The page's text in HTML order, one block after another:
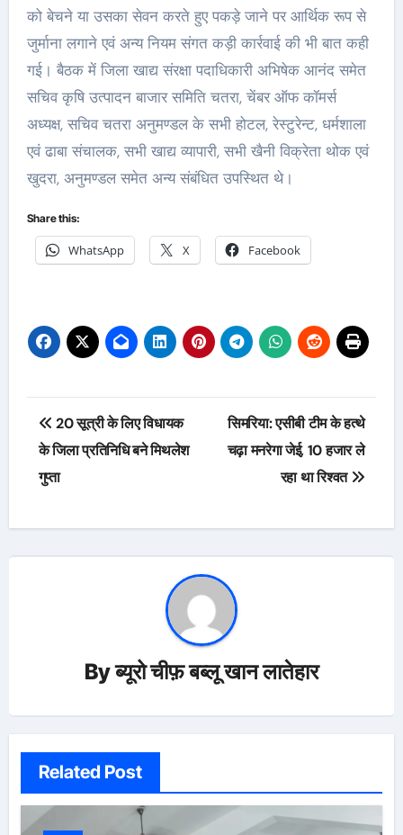
को बेचने या उसका सेवन करते हुए पकड़े जाने पर आर्थिक रूप से
जुर्माना लगाने एवं अन्य नियम संगत कड़ी कार्रवाई की भी बात कही
गई। बैठक में जिला खाद्य संरक्षा पदाधिकारी अभिषेक आनंद समेत
सचिव कृषि उत्पादन बाजार समिति चतरा, चेंबर ऑफ कॉमर्स
अध्यक्ष, सचिव चतरा अनुमण्डल के सभी होटल, रेस्टुरेन्ट, धर्मशाला
एवं ढाबा संचालक, सभी खाद्य व्यापारी, सभी खैनी विक्रेता थोक एवं
खुदरा, अनुमण्डल समेत अन्य संबंधित उपस्थित थे।
Share this:
WhatsApp X Facebook
Post
navigation
20 सूत्री के लिए विधायक
के जिला प्रतिनिधि बने मिथलेश
गुप्ता
सिमरिया: एसीबी टीम के हत्थे
चढ़ा मनरेगा जेई, 10 हजार ले
रहा था रिश्वत
Byब्यूरो चीफ़ बब्लू खान लातेहार
Related Post